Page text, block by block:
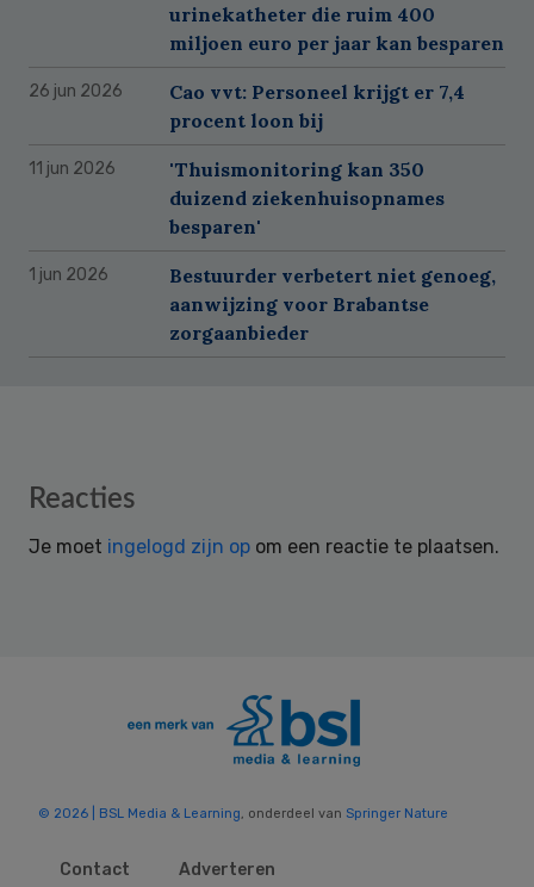
urinekatheter die ruim 400
miljoen euro per jaar kan besparen
26 jun 2026
Cao vvt: Personeel krijgt er 7,4
procent loon bij
11 jun 2026
'Thuismonitoring kan 350
duizend ziekenhuisopnames
besparen'
1 jun 2026
Bestuurder verbetert niet genoeg,
aanwijzing voor Brabantse
zorgaanbieder
Reader
Reacties
Je moet ingelogd zijn op om een reactie te plaatsen.
© 2026 | BSL Media & Learning , onderdeel van Springer Nature
Contact Adverteren